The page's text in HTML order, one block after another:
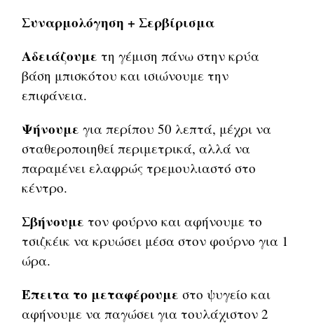
Συναρμολόγηση + Σερβίρισμα
Αδειάζουμετη γέμιση πάνω στην κρύα
βάση μπισκότου και ισιώνουμε την
επιφάνεια.
Ψήνουμε για περίπου 50 λεπτά, μέχρι να
σταθεροποιηθεί περιμετρικά, αλλά να
παραμένει ελαφρώς τρεμουλιαστό στο
κέντρο.
Σβήνουμετον φούρνο και αφήνουμε το
τσιζκέικ να κρυώσει μέσα στον φούρνο για 1
ώρα.
Έπειτα το μεταφέρουμε στο ψυγείο και
αφήνουμε να παγώσει για τουλάχιστον 2